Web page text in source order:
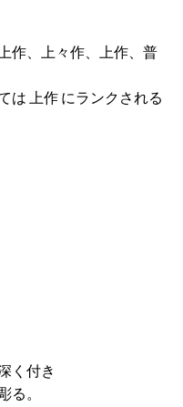
作、上々作、上作、普
は 上作 にランクされる
く付き
る。